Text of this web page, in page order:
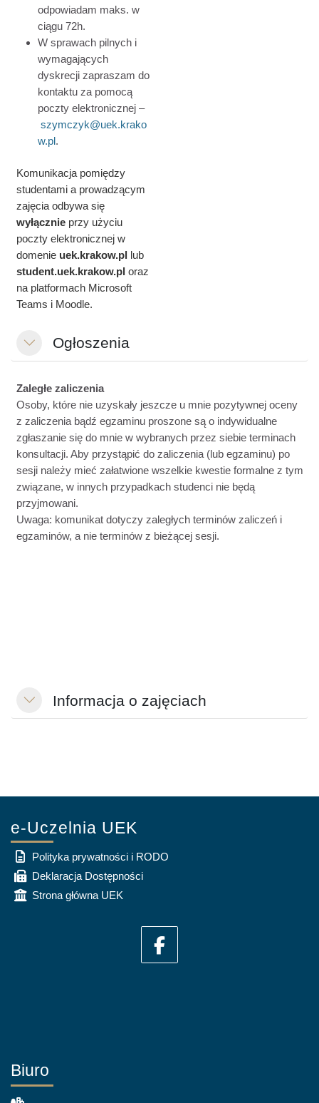
odpowiadam maks. w
ciągu 72h.
W sprawach pilnych i
wymagających
dyskrecji zapraszam do
kontaktu za pomocą
poczty elektronicznej –
szymczyk@uek.krako
w.pl.
Komunikacja pomiędzy
studentami a prowadzącym
zajęcia odbywa się
wyłącznieprzy użyciu
poczty elektronicznej w
domenie uek.krakow.pl lub
student.uek.krakow.pl oraz
na platformach Microsoft
Teams i Moodle.
EinklappenOgłoszenia
Zaległe zaliczenia
Osoby, które nie uzyskały jeszcze u mnie pozytywnej oceny
z zaliczenia bądź egzaminu proszone są o indywidualne
zgłaszanie się do mnie w wybranych przez siebie terminach
konsultacji. Aby przystąpić do zaliczenia (lub egzaminu) po
sesji należy mieć załatwione wszelkie kwestie formalne z tym
związane, w innych przypadkach studenci nie będą
przyjmowani.
Uwaga: komunikat dotyczy zaległych terminów zaliczeń i
egzaminów, a nie terminów z bieżącej sesji.
EinklappenInformacja o zajęciach
e-Uczelnia UEK
Polityka prywatności i RODO
Deklaracja Dostępności
Strona główna UEK
Biuro